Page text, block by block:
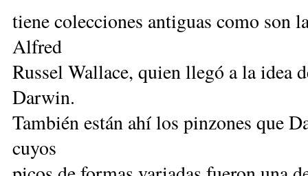
tiene colecciones antiguas como son
Alfred
Russel Wallace, quien llegó a la idea
Darwin.
También están ahí los pinzones que
cuyos